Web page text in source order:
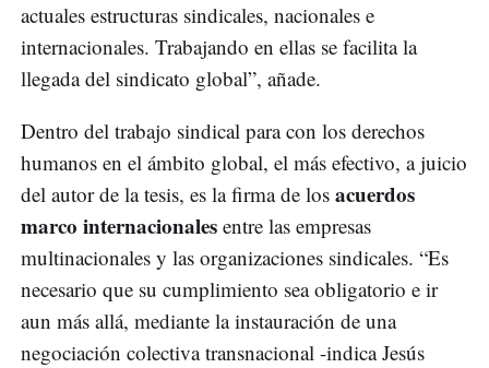
actuales estructuras sindicales, nacionales e
internacionales. Trabajando en ellas se facilita la
llegada del sindicato global”, añade.
Dentro del trabajo sindical para con los derechos
humanos en el ámbito global, el más efectivo, a juicio
del autor de la tesis, es la firma de los acuerdos
marco internacionales entre las empresas
multinacionales y las organizaciones sindicales. “Es
necesario que su cumplimiento sea obligatorio e ir
aun más allá, mediante la instauración de una
negociación colectiva transnacional -indica Jesús